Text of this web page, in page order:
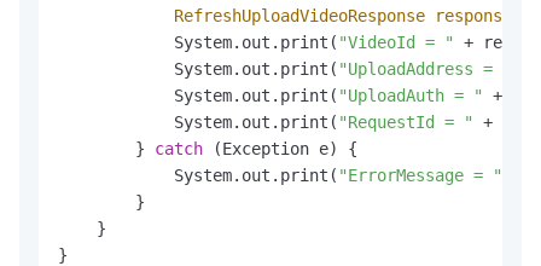
RefreshUploadVideoResponse
response
            System.out.print(
"VideoId = "
+
            System.out.print(
"UploadAddress = "
            System.out.print(
"UploadAuth = "
+
            System.out.print(
"RequestId = "
+
        }
catch (Exception e) {
            System.out.print(
"ErrorMessage = "
        }
    }
}